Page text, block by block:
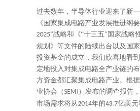
过去数年，半导体行业迎来了新
《国家集成电路产业发展推进纲
2025”战略和《“十三五”国家战略
规划》等文件的陆续出台以及国
投资基金的成立，我们欣喜地看
定地投入对集成电路全产业链的
方资金都汇聚集成电路产业。根
业协会（SEMI ）发布的调查报告
市场需求将从2014年的43.7亿美元